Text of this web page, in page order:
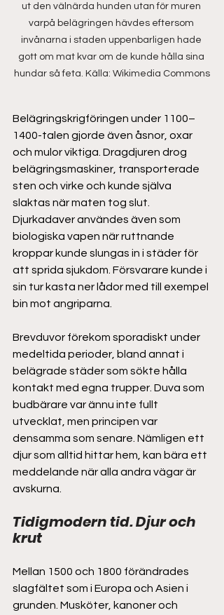
ut den välnärda hunden utan för muren
varpå belägringen hävdes eftersom
invånarna i staden uppenbarligen hade
gott om mat kvar om de kunde hålla sina
hundar så feta. Källa: Wikimedia Commons
Belägringskrigföringen under 1100–
1400-talen gjorde även åsnor, oxar
och mulor viktiga. Dragdjuren drog
belägringsmaskiner, transporterade
sten och virke och kunde själva
slaktas när maten tog slut.
Djurkadaver användes även som
biologiska vapen när ruttnande
kroppar kunde slungas in i städer för
att sprida sjukdom. Försvarare kunde i
sin tur kasta ner lådor med till exempel
bin mot angriparna.
Brevduvor förekom sporadiskt under
medeltida perioder, bland annat i
belägrade städer som sökte hålla
kontakt med egna trupper. Duva som
budbärare var ännu inte fullt
utvecklat, men principen var
densamma som senare. Nämligen ett
djur som alltid hittar hem, kan bära ett
meddelande när alla andra vägar är
avskurna.
Tidigmodern tid. Djur och
krut
Mellan 1500 och 1800 förändrades
slagfältet som i Europa och Asien i
grunden. Musköter, kanoner och